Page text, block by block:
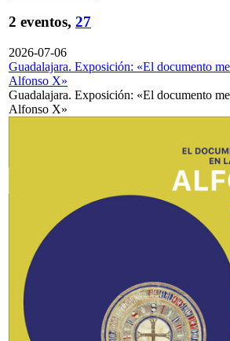
2 eventos, 27
2026-07-06
Guadalajara. Exposición: «El documento
Alfonso X»
Guadalajara. Exposición: «El documento
Alfonso X»